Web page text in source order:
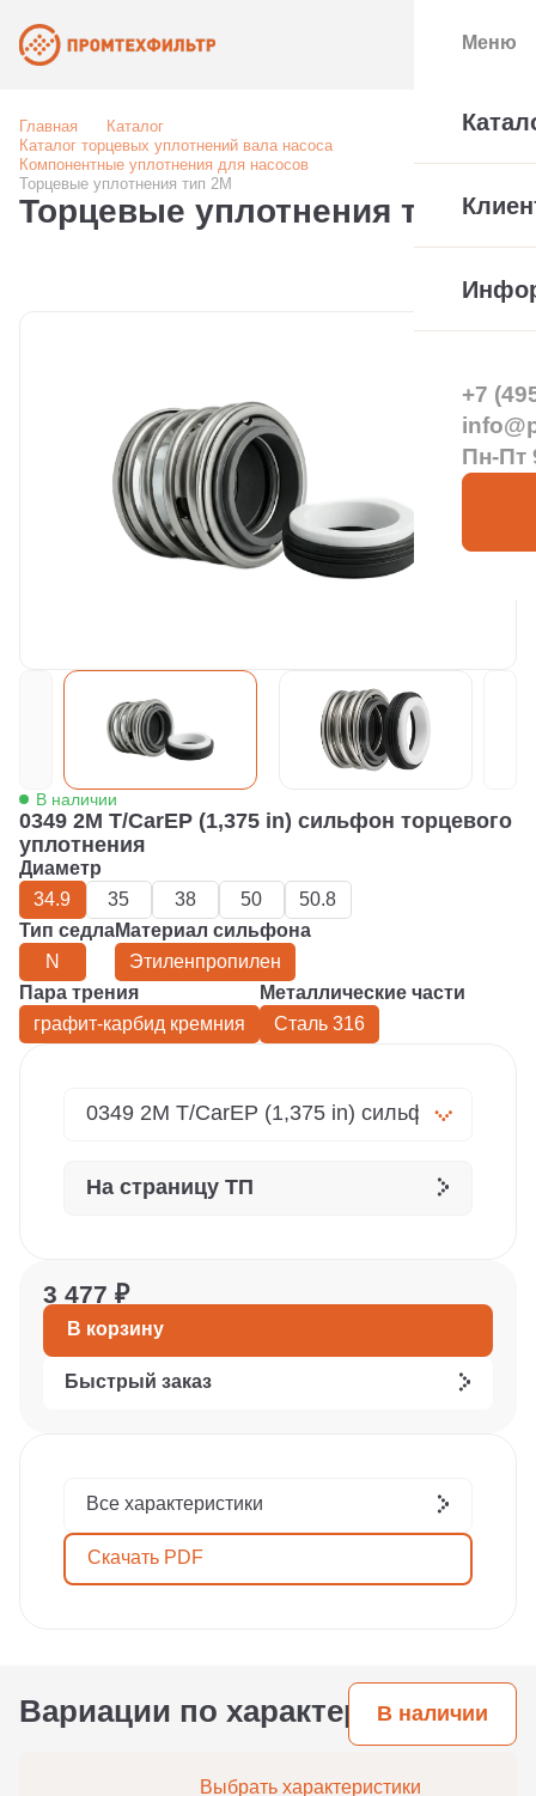
Главная
Каталог
Каталог торцевых уплотнений вала насоса
Компонентные уплотнения для насосов
Торцевые уплотнения тип 2M
Торцевые уплотнения тип 2M
В наличии
0349 2M T/CarEP (1,375 in) сильфон торцевого
уплотнения
Диаметр
34.9
35 38 50
50.8
Тип седла
N
Материал сильфона
Этиленпропилен
Пара трения
графит-карбид кремния
Металлические части
Сталь 316
На страницу ТП
3 477 ₽
В корзину
Быстрый заказ
Все характеристики
Скачать PDF
Вариации по характеристикам
В наличии
Выбрать характеристики
Меню
+7
Пн-Пт